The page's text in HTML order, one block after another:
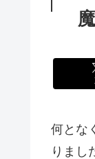
何とな
りまし